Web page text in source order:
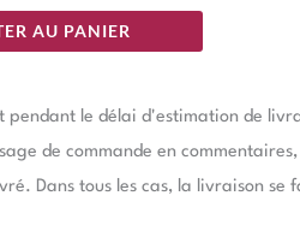
AU PANIER
pendant le délai d'estimation de
de commande en
Dans tous les cas, la livraison se